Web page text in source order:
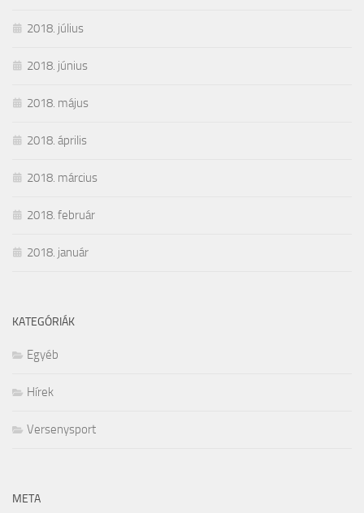
2018. július
2018. június
2018. május
2018. április
2018. március
2018. február
2018. január
KATEGÓRIÁK
Egyéb
Hírek
Versenysport
META